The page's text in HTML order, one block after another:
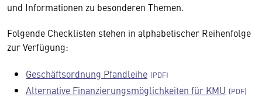
und Informationen zu besonderen Themen.
Folgende Checklisten stehen in alphabetischer Reihenfolge
zur Verfügung:
Geschäftsordnung Pfandleihe
Alternative Finanzierungsmöglichkeiten für KMU